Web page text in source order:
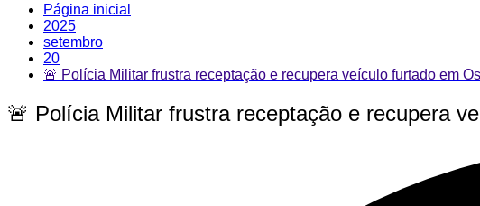
Página inicial
2025
setembro
20
🚨 Polícia Militar frustra receptação e recupera veículo furtado em
🚨 Polícia Militar frustra receptação e recupera